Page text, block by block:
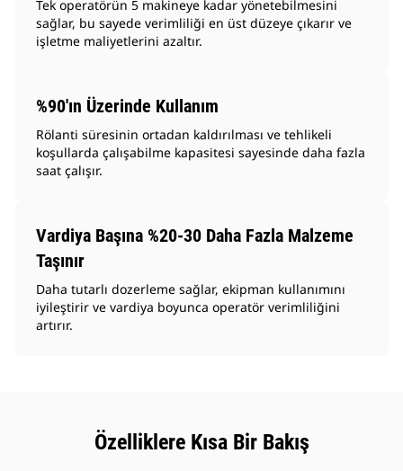
Tek operatörün 5 makineye kadar yönetebilmesini
sağlar, bu sayede verimliliği en üst düzeye çıkarır ve
işletme maliyetlerini azaltır.
%90'ın Üzerinde Kullanım
Rölanti süresinin ortadan kaldırılması ve tehlikeli
koşullarda çalışabilme kapasitesi sayesinde daha fazla
saat çalışır.
Vardiya Başına %20-30 Daha Fazla Malzeme
Taşınır
Daha tutarlı dozerleme sağlar, ekipman kullanımını
iyileştirir ve vardiya boyunca operatör verimliliğini
artırır.
Özelliklere Kısa Bir Bakış